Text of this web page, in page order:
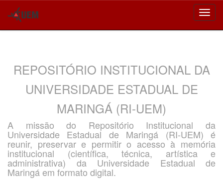
REPOSITÓRIO INSTITUCIONAL DA
UNIVERSIDADE ESTADUAL DE
MARINGÁ (RI-UEM)
A missão do Repositório Institucional da
Universidade Estadual de Maringá (RI-UEM) é
reunir, preservar e permitir o acesso à memória
institucional (científica, técnica, artística e
administrativa) da Universidade Estadual de
Maringá em formato digital.